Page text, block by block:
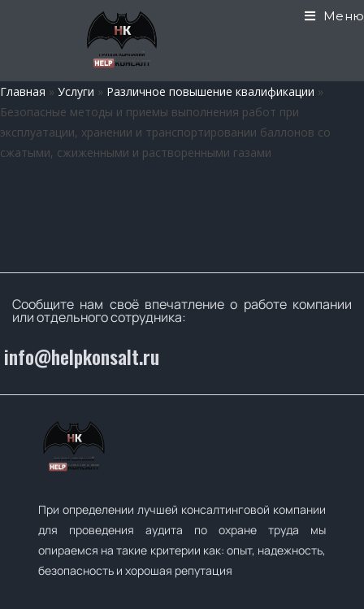
Меню
Главная » Услуги » Различное повышение квалификации »
Безопасные методы и приемы выполнения работ при
эксплуатации, хранении и транспортировании баллонов со
сжатыми, сжиженными и растворенными газами
Сообщите нам своё впечатление о работе компании
или отдельного сотрудника:
info@helpkonsalt.ru
При определении лучшей консалтинговой компании
для проведения аудита по охране труда мы
опираемся на такие критерии как: опыт, надежность,
безопасность и хорошая репутация